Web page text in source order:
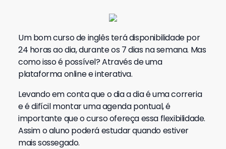
Um bom curso de inglês terá disponibilidade por
24 horas ao dia, durante os 7 dias na semana. Mas
como isso é possível? Através de uma
plataforma online e interativa.
Levando em conta que o dia a dia é uma correria
e é difícil montar uma agenda pontual, é
importante que o curso ofereça essa flexibilidade.
Assim o aluno poderá estudar quando estiver
mais sossegado.